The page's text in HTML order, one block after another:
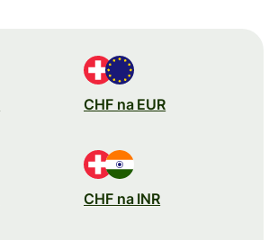
CHF na EUR
CHF na INR